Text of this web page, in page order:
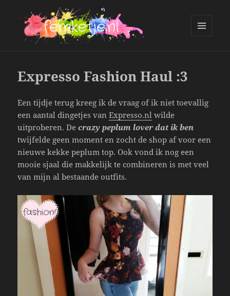
Expresso Fashion Haul :3
Een tijdje terug kreeg ik de vraag of ik niet toevallig
een aantal dingetjes vanExpresso.nl wilde
uitproberen. De crazy peplum lover dat ik ben
twijfelde geen moment en zocht de shop af voor een
nieuwe kekke peplum top. Ook vond ik nog een
mooie sjaal die makkelijk te combineren is met veel
van mijn al bestaande outfits.